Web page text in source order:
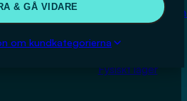
& GÅ VIDARE
om kundkategorierna
Om
Köpvillkor
Fysiskt lager
metod för att
som gjort